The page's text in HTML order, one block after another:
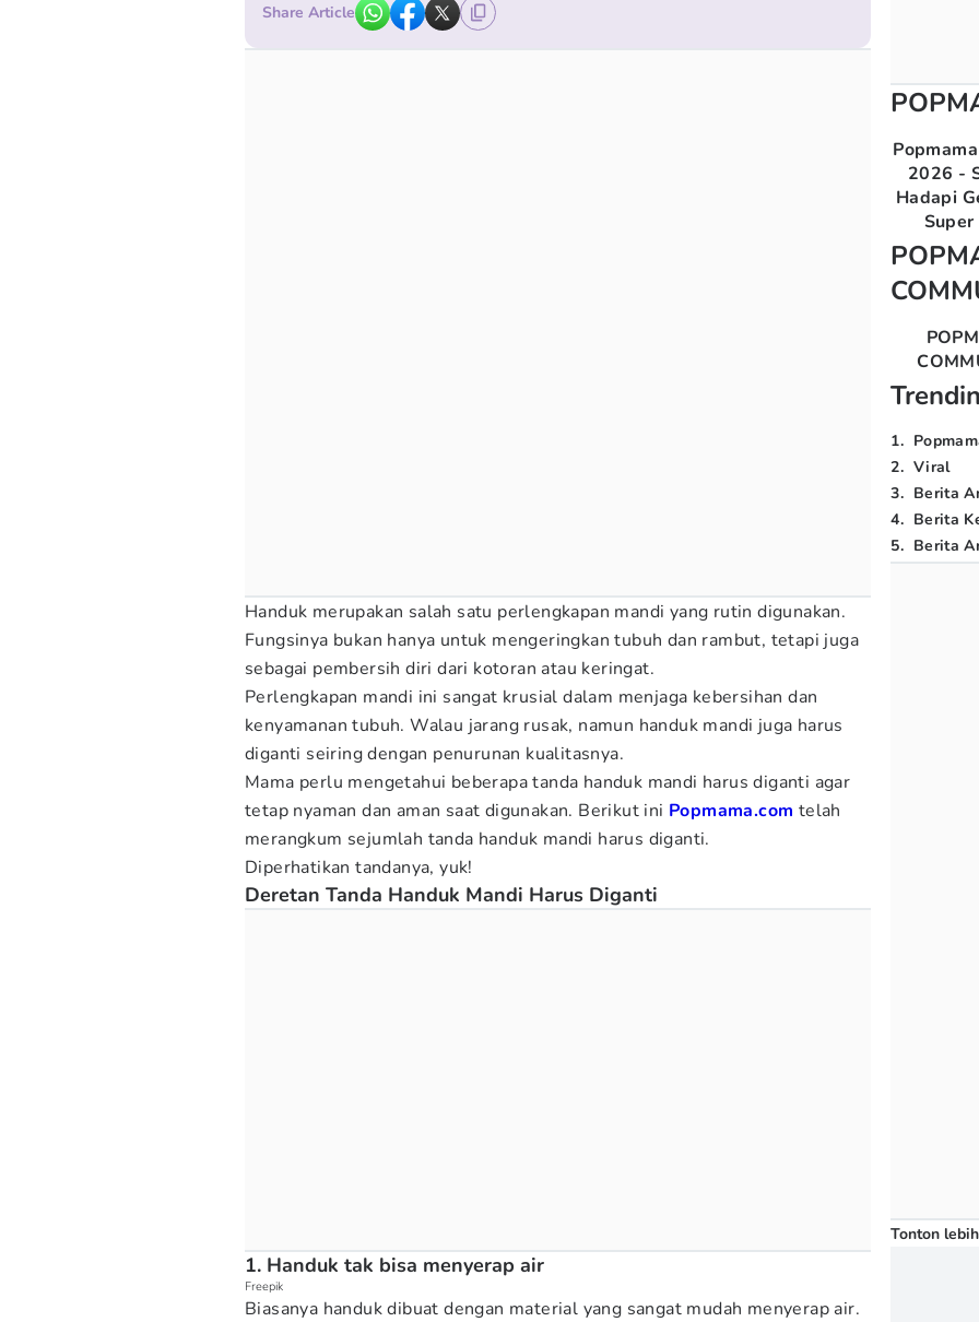
Share Article
Handuk merupakan salah satu perlengkapan mandi yang rutin digunakan.
Fungsinya bukan hanya untuk mengeringkan tubuh dan rambut, tetapi juga
sebagai pembersih diri dari kotoran atau keringat.
Perlengkapan mandi ini sangat krusial dalam menjaga kebersihan dan
kenyamanan tubuh. Walau jarang rusak, namun handuk mandi juga harus
diganti seiring dengan penurunan kualitasnya.
Mama perlu mengetahui beberapa tanda handuk mandi harus diganti agar
tetap nyaman dan aman saat digunakan. Berikut ini Popmama.com telah
merangkum sejumlah tanda handuk mandi harus diganti.
Diperhatikan tandanya, yuk!
Deretan Tanda Handuk Mandi Harus Diganti
1. Handuk tak bisa menyerap air
Freepik
Biasanya handuk dibuat dengan material yang sangat mudah menyerap air.
2026 -
Hadapi
1.
2. Viral
3. Berita
4. Berita
5. Berita
Tonton